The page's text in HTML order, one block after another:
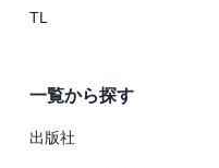
TL
一覧から探す
出版社